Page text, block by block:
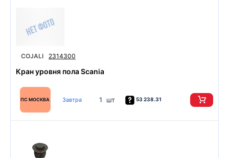
COJALI 2314300
Кран уровня пола Scania
ПС МОСКВА Завтра 1 шт 53 238.31